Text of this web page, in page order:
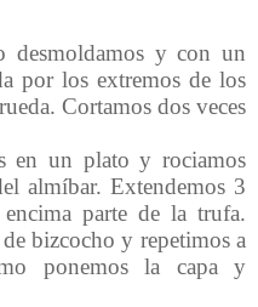
y con un
por los extremos de los
Cortamos dos veces
en un plato y rociamos
almíbar. Extendemos 3
parte de la trufa.
bizcocho y repetimos a
ponemos la capa y